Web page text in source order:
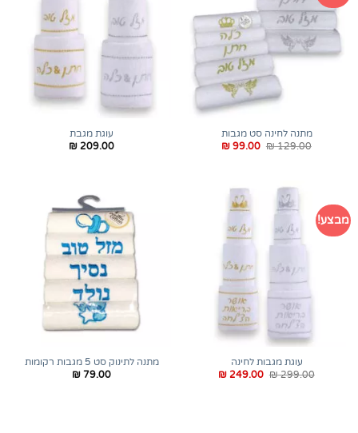
מתנה לחינה סט מגבות
₪129.00
המחיר ₪ 99.00
המחיר
עוגת מגבת
₪ 209.00
מבצע!
עוגת מגבות לחינה
₪299.00
המחיר
₪ 249.00
המחיר
מתנה לתינוק סט 5 מגבות רקומות
₪ 79.00